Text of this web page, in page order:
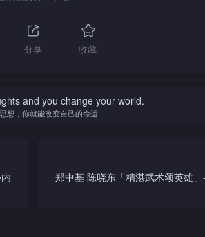
分享 收藏
and you change your world.
想，你就能改变自己的命运
郑中基 陈晓东「精湛武术颂英雄